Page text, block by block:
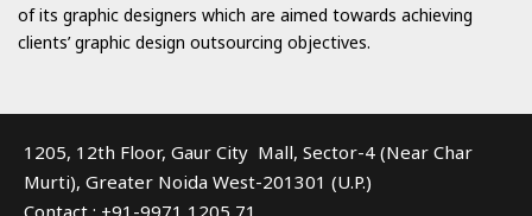
of its graphic designers which are aimed towards achieving
clients’ graphic design outsourcing objectives.
1205, 12th Floor, Gaur City Mall, Sector-4 (Near Char
Murti), Greater Noida West-201301 (U.P.)
Contact : +91-9971 1205 71